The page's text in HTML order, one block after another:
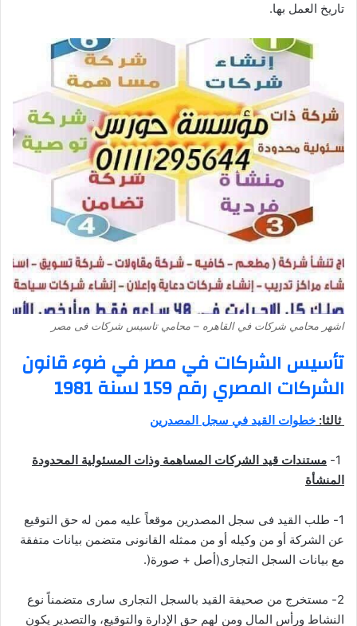
تاريخ العمل بها.
اشهر محامي شركات في القاهره – محامي تاسيس شركات فى مصر
تأسيس الشركات في مصر في ضوء قانون
الشركات المصري رقم 159 لسنة 1981
ثالثا: خطوات القيد في سجل المصدرين
مستندات قيد الشركات المساهمة وذ ات المسئولية المحدودة
المنشأة
1- طلب القيد فى سجل المصدرين موقعاً عليه ممن له حق التوقيع
عن الشركة أو من وكيله أو من ممثله القانونى متضمن بيانات متفقة
مع بيانات السجل التجارى(أصل + صورة(.
2- مستخرج من صحيفة القيد بالسجل التجارى سارى متضمناً نوع
النشاط ورأس المال ومن لهم حق الإدارة والتوقيع، والتصدير يكون